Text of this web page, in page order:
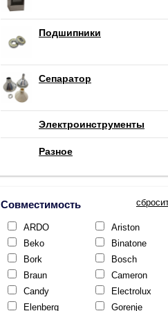
Подшипники
Сепаратор
Электроинструменты
Разное
Совместимость
ARDO
Ariston
Beko
Binatone
Bork
Bosch
Braun
Cameron
Candy
Electrolux
Elenberg
Gorenje